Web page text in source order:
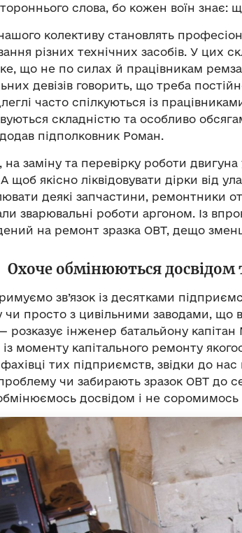
слова, бо кожен воїн знає:
колективу становлять
різних технічних засобів. У цих
що не по силах й працівникам
девізів говорить, що треба
часто спілкуються із
складністю та особливо
підполковник Роман.
заміну та перевірку роботи двигуна
щоб якісно ліквідовувати дірки від
деякі запчастини, ремонтники
зварювальні роботи аргоном. Із
на ремонт зразка ОВТ, дещо
Охоче обмінюються досвідом
зв’язок із десятками
чи просто з цивільними заводами, що
розказує інженер батальйону
із моменту капітального ремонту
тих підприємств, звідки до
чи забирають зразок ОВТ до
досвідом і не соромимось